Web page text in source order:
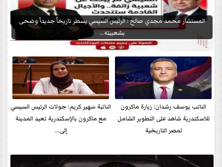
المستشار محمد مجدي صالح : الرئيس السيسي يسطر تاريخاً جديداً وضحى
بشعبيته...
النائب يوسف رشدان: زيارة ماكرون
للاسكندرية شاهد على التطوير الشامل
لمصر التاريخية
النائبة سهير كريم: جولات الرئيس السيسي
مع ماكرون بالإسكندرية تعيد المدينة
إلى...